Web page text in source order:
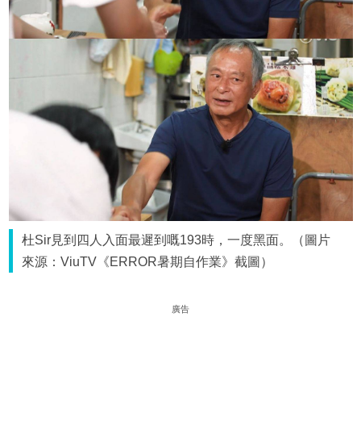
杜Sir見到四人入面最遲到嘅193時，一度黑面。（圖片
來源：ViuTV《ERROR暑期自作業》截圖）
廣告